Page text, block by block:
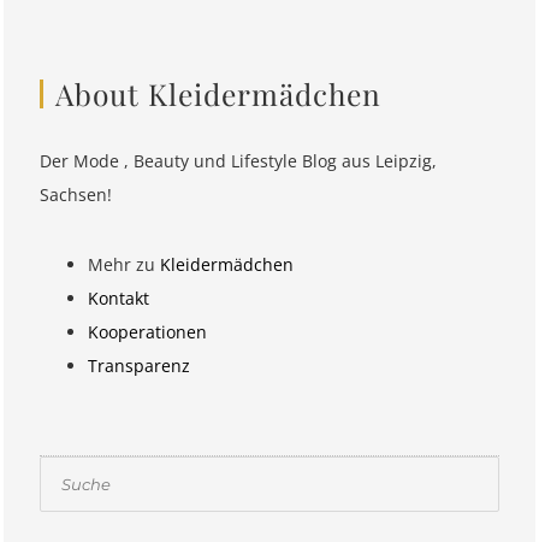
About Kleidermädchen
Der Mode , Beauty und Lifestyle Blog aus Leipzig,
Sachsen!
Mehr zu Kleidermädchen
Kontakt
Kooperationen
Transparenz